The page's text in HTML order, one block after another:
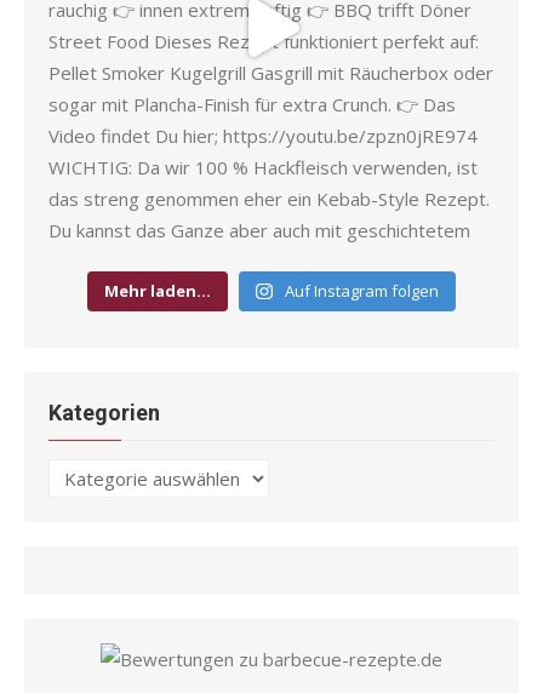
Mehr laden… Auf Instagram folgen
Kategorien
Kategorien